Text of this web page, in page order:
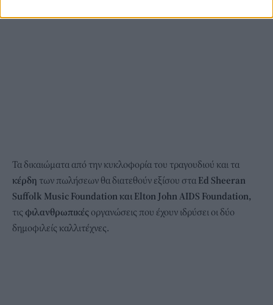
Τα δικαιώματα από την κυκλοφορία του τραγουδιού και τα
κέρδη των πωλήσεων θα διατεθούν εξίσου στα Ed Sheeran
Suffolk Music Foundation και Elton John AIDS Foundation,
τις φιλανθρωπικές οργανώσεις που έχουν ιδρύσει οι δύο
δημοφιλείς καλλιτέχνες.